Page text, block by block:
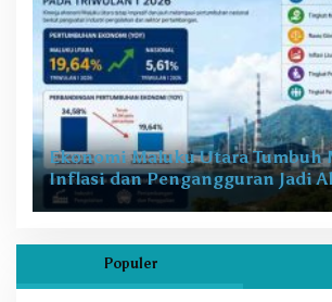
Ekonomi Maluku Utara Tumbuh
Inflasi dan Pengangguran Jadi
Populer